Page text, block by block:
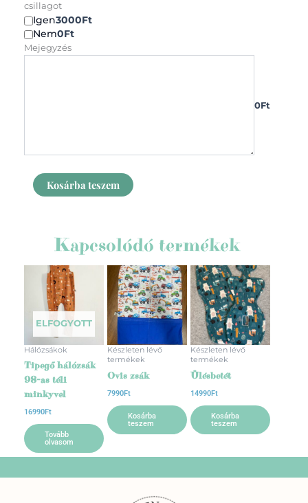
csillagot
Igen3000Ft
Nem0Ft
Mejegyzés
0Ft
Kosárba teszem
Kapcsolódó termékek
ELFOGYOTT
Hálózsákok
Tipegő hálózsák
98-as téli
minkyvel
16990Ft
Tovább
olvasom
Készleten lévő
termékek
Ovis zsák
7990Ft
Kosárba
teszem
Készleten lévő
termékek
Ülésbetét
14990Ft
Kosárba
teszem